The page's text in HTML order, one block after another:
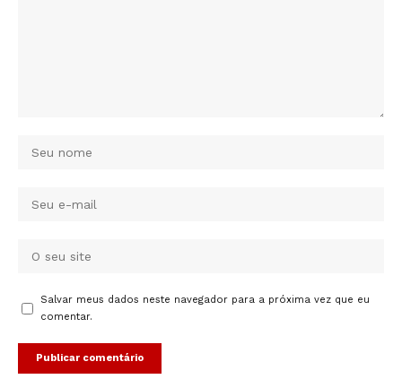
Salvar meus dados neste navegador para a próxima vez que eu
comentar.